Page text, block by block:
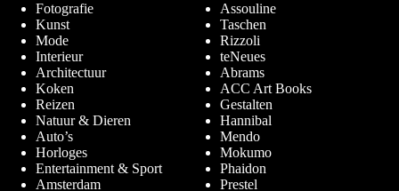
Fotografie
Kunst
Mode
Interieur
Architectuur
Koken
Reizen
Natuur & Dieren
Auto’s
Horloges
Entertainment & Sport
Amsterdam
Assouline
Taschen
Rizzoli
teNeues
Abrams
ACC Art Books
Gestalten
Hannibal
Mendo
Mokumo
Phaidon
Prestel